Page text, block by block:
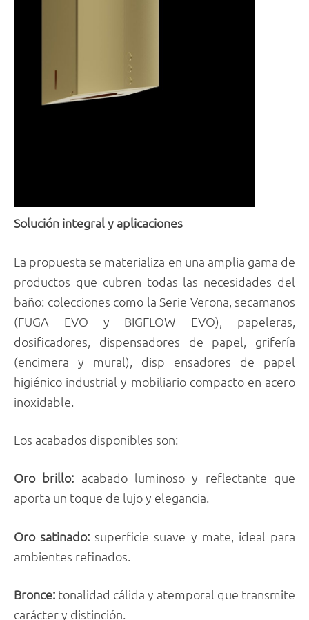
Solución integral y aplicaciones
La propuesta se materializa en una amplia gama de
productos que cubren todas las necesidades del
baño: colecciones como la Serie Verona, secamanos
(FUGA EVO y BIGFLOW EVO), papeleras,
dosificadores, dispensadores de papel, grifería
(encimera y mural), disp ensadores de papel
higiénico industrial y mobiliario compacto en acero
inoxidable.
Los acabados disponibles son:
Oro brillo: acabado luminoso y reflectante que
aporta un toque de lujo y elegancia.
Oro satinado: superficie suave y mate, ideal para
ambientes refinados.
Bronce: tonalidad cálida y atemporal que transmite
carácter y distinción.